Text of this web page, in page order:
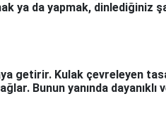
ya da yapmak, dinlediğiniz
getirir. Kulak çevreleyen
Bunun yanında dayanıklı